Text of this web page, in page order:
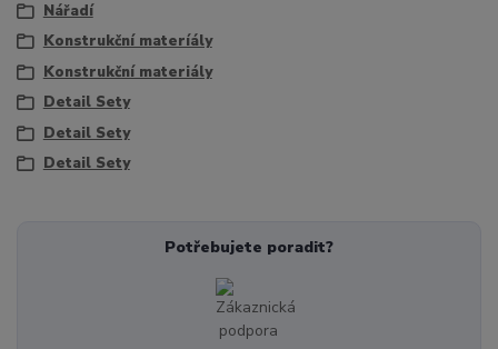
Nářadí
Konstrukční materíály
Konstrukční materiály
Detail Sety
Detail Sety
Detail Sety
Potřebujete poradit?